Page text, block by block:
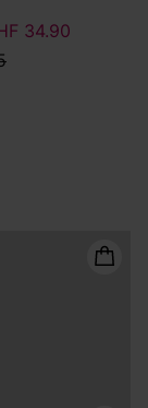
rayée